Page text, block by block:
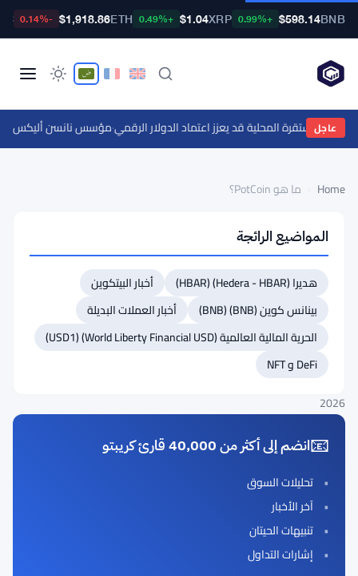
BNB
$598.14
+0.99%
XRP
$1.04
+0.49%
ETH
$1,918.86
-0.14%
عاجل
المستقرة المحلية قد يعزز اعتماد الدولار الرقمي·مؤسس نانسن أليكس سفانفيك يتوقع عدم
Home ما هو PotCoin؟
هو
PotCoin؟
Updated
2026
⚠️
إشعار
هام:
هذا
المواضيع الرائجة
هديرا (Hedera - HBAR) (HBAR)
أخبار البيتكوين
بينانس كوين (BNB) (BNB)
أخبار العملات البديلة
الحرية المالية العالمية (World Liberty Financial USD) (USD1)
DeFi و NFT
📧انضم إلى أكثر من 40,000 قارئ كريبتو
تحليلات السوق
آخر الأخبار
تنبيهات الحيتان
إشارات التداول